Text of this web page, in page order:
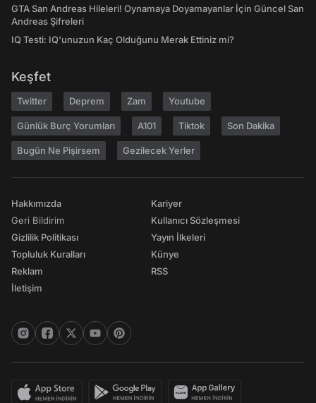
GTA San Andreas Hileleri! Oynamaya Doyamayanlar İçin Güncel San
Andreas Şifreleri
IQ Testi: IQ'unuzun Kaç Olduğunu Merak Ettiniz mi?
Keşfet
Twitter Deprem Zam Youtube
Günlük Burç Yorumları A101 Tiktok Son Dakika
Bugün Ne Pişirsem Gezilecek Yerler
Hakkımızda
Geri Bildirim
Gizlilik Politikası
Topluluk Kuralları
Reklam
İletişim
Kariyer
Kullanıcı Sözleşmesi
Yayın İlkeleri
Künye
RSS